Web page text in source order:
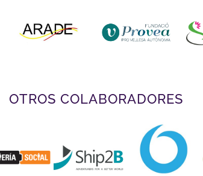
OTROS COLABORADORES